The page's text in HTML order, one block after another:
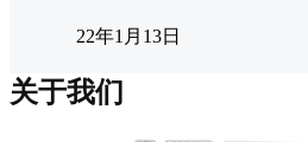
22年1月13日
关于我们